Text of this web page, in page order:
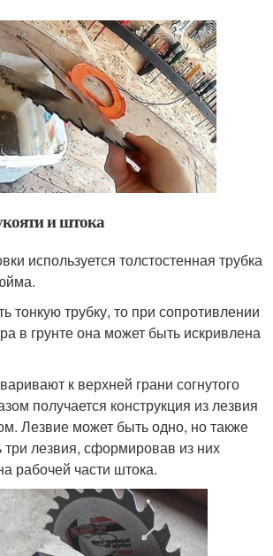
и штока
используется толстостенная трубка
тонкую трубку, то при сопротивлении
в грунте она может быть искривлена
к верхней грани согнутого
получается конструкция из лезвия
Лезвие может быть одно, но также
лезвия, сформировав из них
рабочей части штока.